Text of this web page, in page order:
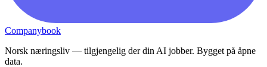
Companybook
Norsk næringsliv — tilgjengelig der din AI jobber. Bygget på åpne
data.